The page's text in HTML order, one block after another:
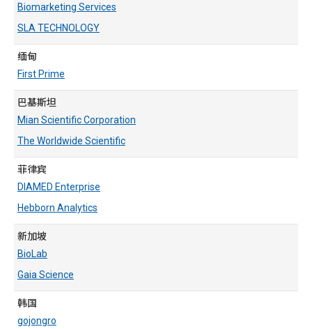
Biomarketing Services
SLA TECHNOLOGY
缅甸
First Prime
巴基斯坦
Mian Scientific Corporation
The Worldwide Scientific
菲律宾
DIAMED Enterprise
Hebborn Analytics
新加坡
BioLab
Gaia Science
韩国
gojongro